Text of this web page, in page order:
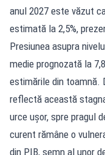
anul 2027 este văzut
estimată la 2,5%,
Presiunea asupra
medie prognozată la
estimările din toamnă.
reflectă această
urce ușor, spre pragul
curent rămâne o
din PIB, semn al unor